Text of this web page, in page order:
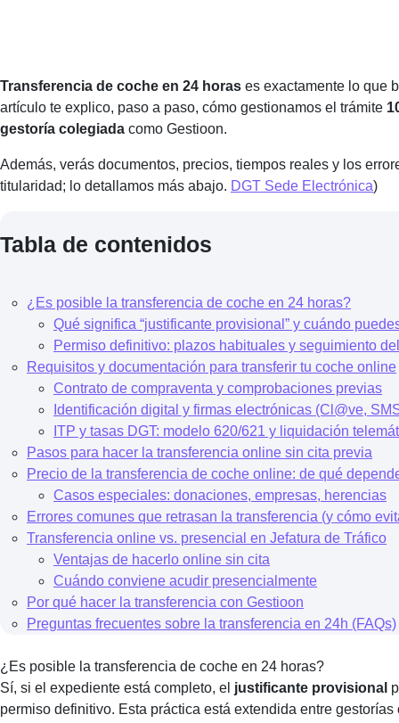
Transferencia de coche en 24 horas es exactamente lo que
artículo te explico, paso a paso, cómo gestionamos el trámite
gestoría colegiada como Gestioon.
Además, verás documentos, precios, tiempos reales y los
titularidad; lo detallamos más abajo. DGT Sede Electrónica)
Tabla de contenidos
¿Es posible la transferencia de coche en 24 horas?
Qué significa “justificante provisional” y cuándo
Permiso definitivo: plazos habituales y seguimiento
Requisitos y documentación para transferir tu coche online
Contrato de compraventa y comprobaciones previas
Identificación digital y firmas electrónicas (Cl@ve,
ITP y tasas DGT: modelo 620/621 y liquidación
Pasos para hacer la transferencia online sin cita previa
Precio de la transferencia de coche online: de qué
Casos especiales: donaciones, empresas, herencias
Errores comunes que retrasan la transferencia (y cómo
Transferencia online vs. presencial en Jefatura de Tráfico
Ventajas de hacerlo online sin cita
Cuándo conviene acudir presencialmente
Por qué hacer la transferencia con Gestioon
Preguntas frecuentes sobre la transferencia en 24h (FAQs)
¿Es posible la transferencia de coche en 24 horas?
Sí, si el expediente está completo, el justificante provisional
permiso definitivo. Esta práctica está extendida entre